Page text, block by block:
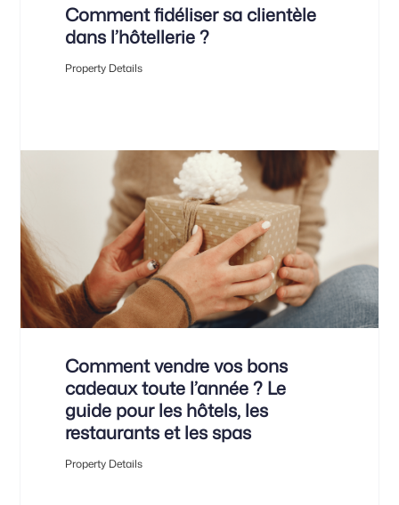
Comment fidéliser sa clientèle
dans l’hôtellerie ?
Property Details
Comment vendre vos bons
cadeaux toute l’année ? Le
guide pour les hôtels, les
restaurants et les spas
Property Details